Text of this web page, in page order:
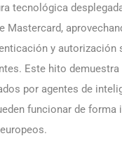
tecnológica
Mastercard,
y autorización
Este hito
por agentes de
funcionar de forma